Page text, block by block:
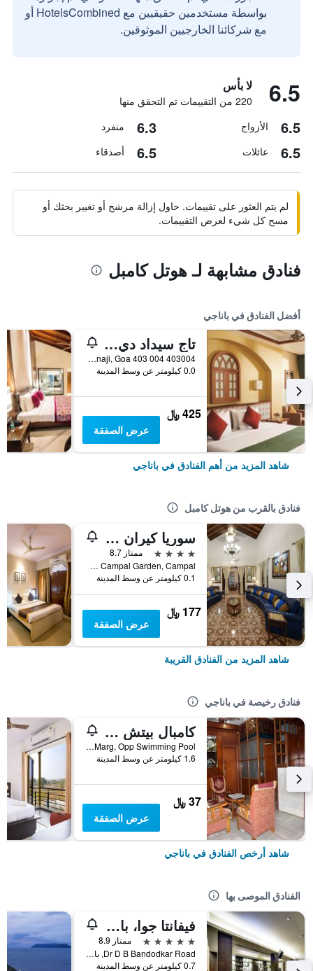
بواسطة مستخدمين حقيقيين مع HotelsCombined أو
مع شركائنا الخارجيين الموثوقين.
6.5 لا بأس
220 من التقييمات تم التحقق منها
6.5 الأزواج 6.3 منفرد
6.5 عائلات 6.5 أصدقاء
لم يتم العثور على تقييمات. حاول إزالة مرشح أو تغيير بحثك أو
مسح كل شيء لعرض التقييمات.
فنادق مشابهة لـ هوتل كامبل
أفضل الفنادق في باناجي
تاج سيداد دي جوا هريتدج، جوا
403004 Vainguinim Beach, Dona Paula, Panaji, Goa 403 004, باناجي, الهند
0.0 كيلومتر عن وسط المدينة
425 ﷼
عرض الصفقة
شاهد المزيد من أهم الفنادق في باناجي
فنادق بالقرب من هوتل كامبل
سوريا كيران هيرتيدج هوتل
4 نجوم
ممتاز 8.7
Behind Campal Garden, Campal, باناجي, الهند
0.1 كيلومتر عن وسط المدينة
177 ﷼
عرض الصفقة
شاهد المزيد من الفنادق القريبة
فنادق رخيصة في باناجي
كامبال بيتش ريزورت
D.B.Bandodkar Marg, Opp Swimming Pool, باناجي, الهند
1.6 كيلومتر عن وسط المدينة
37 ﷼
عرض الصفقة
شاهد أرخص الفنادق في باناجي
الفنادق الموصى بها
فيفانتا جوا، باناجي
5 نجوم
ممتاز 8.9
Dr D B Bandodkar Road, باناجي, الهند
0.7 كيلومتر عن وسط المدينة